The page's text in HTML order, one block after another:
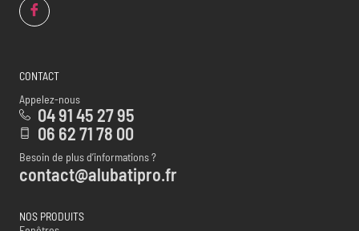
CONTACT
Appelez-nous
04 91 45 27 95
06 62 71 78 00
Besoin de plus d’informations ?
contact@alubatipro.fr
NOS PRODUITS